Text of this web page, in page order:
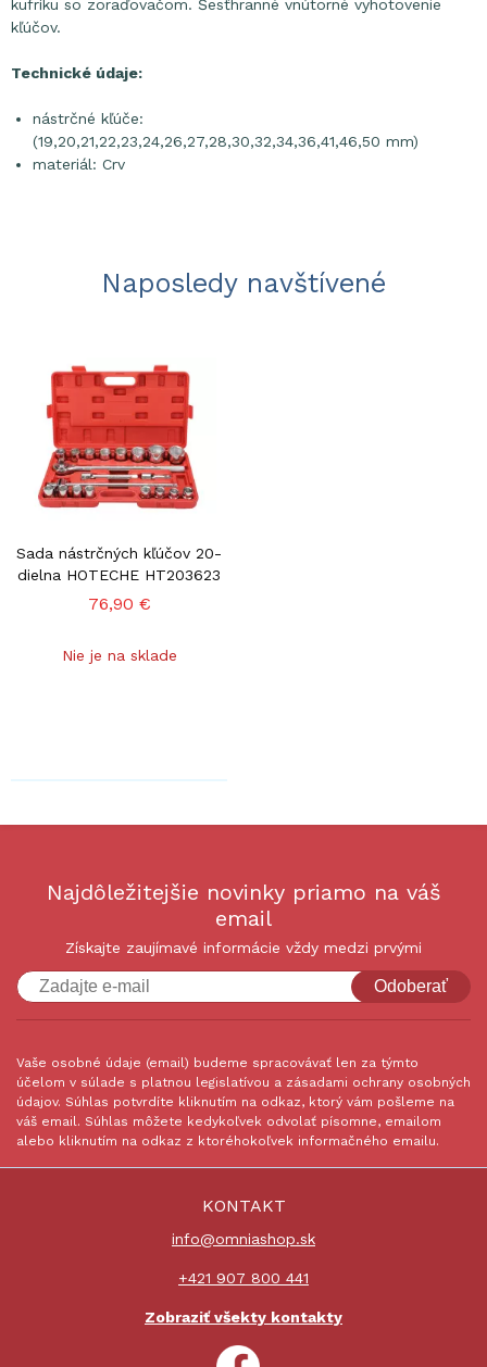
kufríku so zoraďovačom. Šesťhranné vnútorné vyhotovenie
kľúčov.
Technické údaje:
nástrčné kľúče:
(19,20,21,22,23,24,26,27,28,30,32,34,36,41,46,50 mm)
materiál: Crv
Naposledy navštívené
Sada nástrčných kľúčov 20-
dielna HOTECHE HT203623
76,90 €
Nie je na sklade
Najdôležitejšie novinky priamo na váš
email
Získajte zaujímavé informácie vždy medzi prvými
Odoberať
Vaše osobné údaje (email) budeme spracovávať len za týmto
účelom v súlade s platnou legislatívou a zásadami ochrany osobných
údajov. Súhlas potvrdíte kliknutím na odkaz, ktorý vám pošleme na
váš email. Súhlas môžete kedykoľvek odvolať písomne, emailom
alebo kliknutím na odkaz z ktoréhokoľvek informačného emailu.
KONTAKT
info@omniashop.sk
+421 907 800 441
Zobraziť všekty kontakty